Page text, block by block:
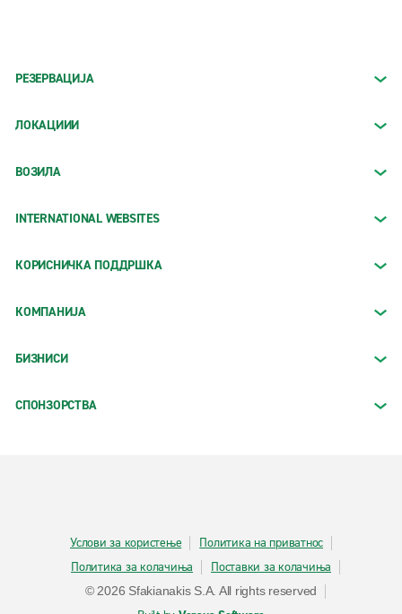
РЕЗЕРВАЦИЈА
ЛОКАЦИИИ
ВОЗИЛА
INTERNATIONAL WEBSITES
КОРИСНИЧКА ПОДДРШКА
КОМПАНИЈА
БИЗНИСИ
СПОНЗОРСТВА
Услови за користење
Политика на приватнос
Политика за колачиња
Поставки за колачиња
© 2026 Sfakianakis S.A. All rights reserved